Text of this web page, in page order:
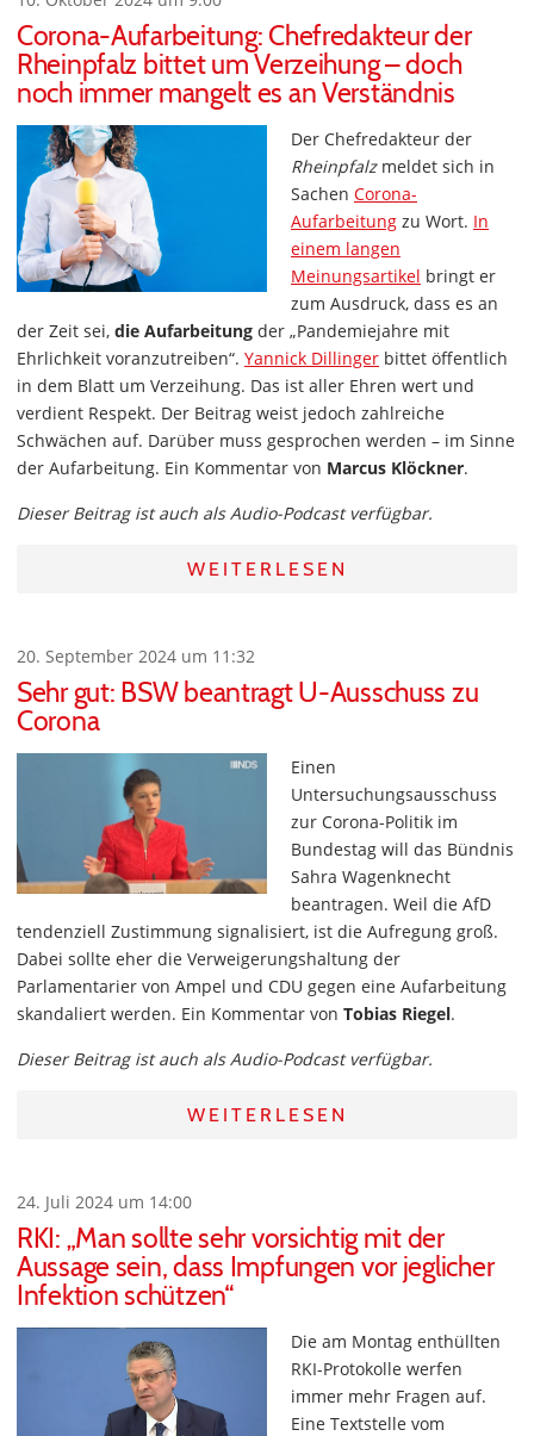
Corona-Aufarbeitung: Chefredakteur der
Rheinpfalz bittet um Verzeihung – doch
noch immer mangelt es an Verständnis
Der Chefredakteur der
Rheinpfalzmeldet sich in
Sachen Corona-
Aufarbeitung zu Wort. In
einem langen
Meinungsartikel bringt er
zum Ausdruck, dass es an
der Zeit sei, die Aufarbeitung der „Pandemiejahre mit
Ehrlichkeit voranzutreiben“. Yannick Dillinger bittet öffentlich
in dem Blatt um Verzeihung. Das ist aller Ehren wert und
verdient Respekt. Der Beitrag weist jedoch zahlreiche
Schwächen auf. Darüber muss gesprochen werden – im Sinne
der Aufarbeitung. Ein Kommentar von Marcus Klöckner.
Dieser Beitrag ist auch als Audio-Podcast verfügbar.
WEITERLESEN
20. September 2024 um 11:32
Sehr gut: BSW beantragt U-Ausschuss zu
Corona
Einen
Untersuchungsausschuss
zur Corona-Politik im
Bundestag will das Bündnis
Sahra Wagenknecht
beantragen. Weil die AfD
tendenziell Zustimmung signalisiert, ist die Aufregung groß.
Dabei sollte eher die Verweigerungshaltung der
Parlamentarier von Ampel und CDU gegen eine Aufarbeitung
skandaliert werden. Ein Kommentar von Tobias Riegel.
Dieser Beitrag ist auch als Audio-Podcast verfügbar.
WEITERLESEN
24. Juli 2024 um 14:00
RKI: „Man sollte sehr vorsichtig mit der
Aussage sein, dass Impfungen vor jeglicher
Infektion schützen“
Die am Montag enthüllten
RKI-Protokolle werfen
immer mehr Fragen auf.
Eine Textstelle vom